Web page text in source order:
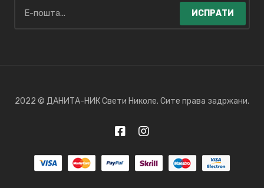
ИСПРАТИ
2022 © ДАНИТА-НИК Свети Николе. Сите права задржани.